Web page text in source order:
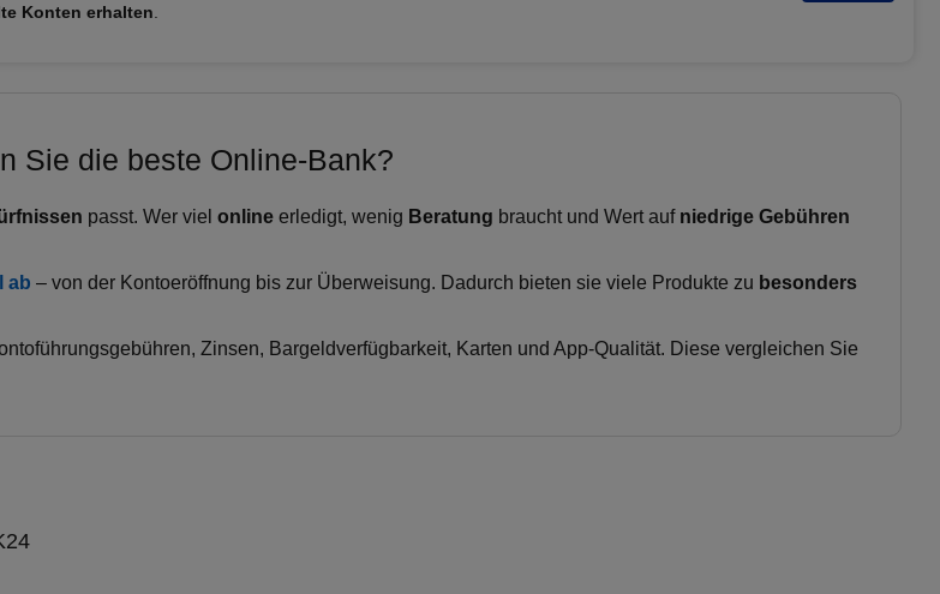
Konten erhalten
Sie die beste Online-Bank?
passt. Wer viel online erledigt, wenig Beratung braucht und Wert auf niedrige Gebühren
ab – von der Kontoeröffnung bis zur Überweisung. Dadurch bieten sie viele Produkte zu besonders
Zinsen, Bargeldverfügbarkeit, Karten und App-Qualität. Diese vergleichen Sie